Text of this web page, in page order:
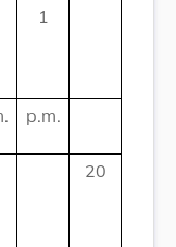
1
p.m.
20